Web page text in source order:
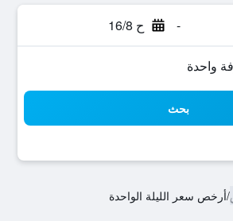
- ح 16/8
بحث
/أرخص سعر الليلة الواحدة